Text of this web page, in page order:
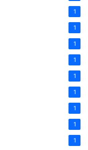
1
1
1
1
1
1
1
1
1